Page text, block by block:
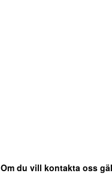
Om du vill kontakta oss